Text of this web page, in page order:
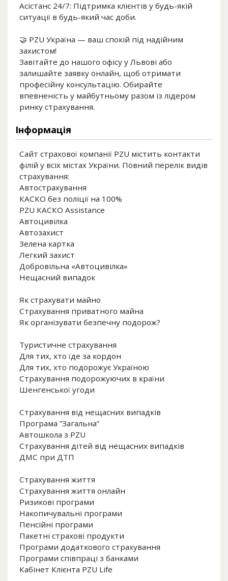
Асістанс 24/7: Підтримка клієнтів у будь-якій
ситуації в будь-який час доби.
🤝 PZU Україна — ваш спокій під надійним
захистом!
Завітайте до нашого офісу у Львові або
залишайте заявку онлайн, щоб отримати
професійну консультацію. Обирайте
впевненість у майбутньому разом із лідером
ринку страхування.
Інформація
Сайт страхової компанії PZU містить контакти
філій у всіх містах України. Повний перелік видів
страхування:
Автострахування
КАСКО без поліції на 100%
PZU КАСКО Assistance
Автоцивілка
Автозахист
Зелена картка
Легкий захист
Добровільна «Автоцивілка»
Нещасний випадок
Як страхувати майно
Страхування приватного майна
Як організувати безпечну подорож?
Туристичне страхування
Для тих, хто їде за кордон
Для тих, хто подорожує Україною
Страхування подорожуючих в країни
Шенгенської угоди
Страхування від нещасних випадків
Програма ”Загальна”
Автошкола з PZU
Страхування дітей від нещасних випадків
ДМС при ДТП
Страхування життя
Страхування життя онлайн
Ризикові програми
Накопичувальні програми
Пенсійні програми
Пакетні страхові продукти
Програми додаткового страхування
Програми співпраці з банками
Кабінет Клієнта PZU Life